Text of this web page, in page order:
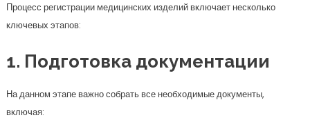
Процесс регистрации медицинских изделий включает несколько
ключевых этапов:
1. Подготовка документации
На данном этапе важно собрать все необходимые документы,
включая: